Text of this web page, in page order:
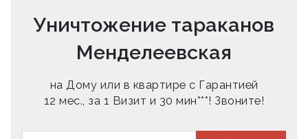
Уничтожение тараканов
Менделеевская
на Дому или в квартире с Гарантией
12 мес., за 1 Визит и 30 мин***! Звоните!